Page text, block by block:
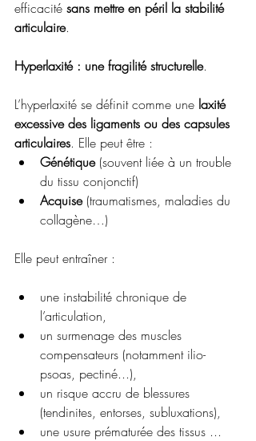
efficacité sans mettre en péril la stabilité
articulaire.
Hyperlaxité : une fragilité structurelle.
L’hyperlaxité se définit comme une laxité
excessive des ligaments ou des capsules
articulaires. Elle peut être :
Génétique (souvent liée à un trouble
du tissu conjonctif)
Acquise (traumatismes, maladies du
collagène…)
Elle peut entraîner :
une instabilité chronique de
l’articulation,
un surmenage des muscles
compensateurs (notamment ilio-
psoas, pectiné...),
un risque accru de blessures
(tendinites, entorses, subluxations),
une usure prématurée des tissus ...